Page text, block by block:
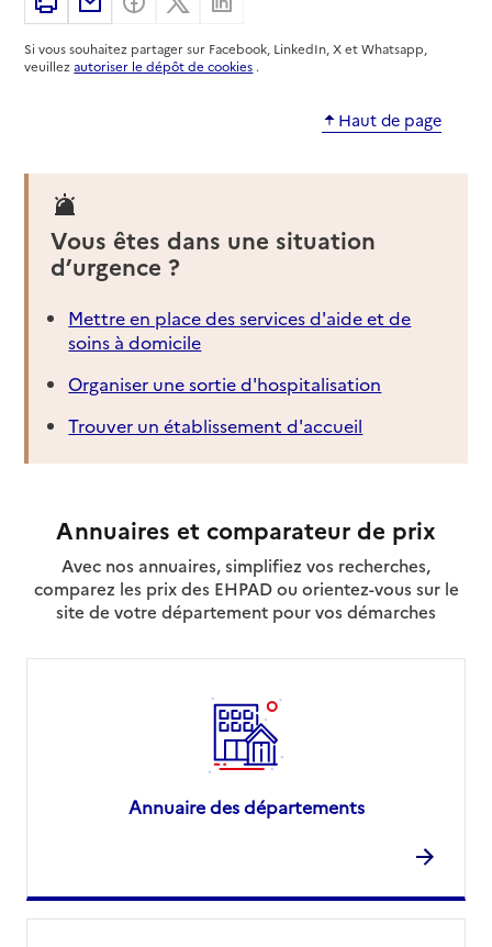
04 67 99 85 61
Contact
Site internet
Service autonomie à domicile (aide)
ADMR
Adresse
64 rue François d'Orbay
34000-Montpellier
Contact
Site internet
Mis à jour le : 22/07/2026
Service autonomie à domicile (aide)
ADMR Juvignac
34000-Montpellier
Service autonomie à domicile (aide)
Aloïs services
Si vous souhaitez partager sur Facebook, LinkedIn, X et Whatsapp,
veuillezautoriser le dépôt de cookies .
Haut de page
Vous êtes dans une situation
d’urgence ?
Mettre en place des services d'aide et de
soins à domicile
Organiser une sortie d'hospitalisation
Trouver un établissement d'accueil
Annuaires et comparateur de prix
Avec nos annuaires, simplifiez vos recherches,
comparez les prix des EHPAD ou orientez-vous sur le
site de votre département pour vos démarches
Annuaire des départements